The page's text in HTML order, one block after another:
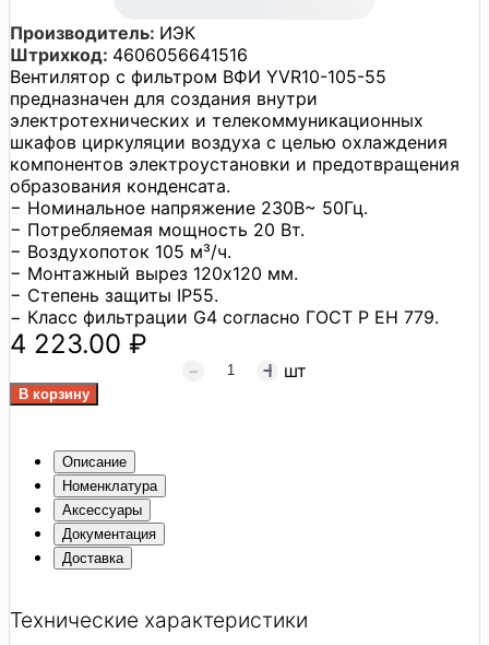
Производитель: ИЭК
Штрихкод: 4606056641516
Вентилятор с фильтром ВФИ YVR10-105-55
предназначен для создания внутри
электротехнических и телекоммуникационных
шкафов циркуляции воздуха с целью охлаждения
компонентов электроустановки и предотвращения
образования конденсата.
− Номинальное напряжение 230В~ 50Гц.
− Потребляемая мощность 20 Вт.
− Воздухопоток 105 м³/ч.
− Монтажный вырез 120x120 мм.
− Степень защиты IP55.
− Класс фильтрации G4 согласно ГОСТ Р ЕН 779.
4 223.00 ₽
шт
Описание
Номенклатура
Аксессуары
Документация
Доставка
Технические характеристики